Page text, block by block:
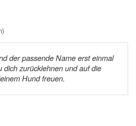
der passende Name erst einmal
dich zurücklehnen und auf die
Hund freuen.